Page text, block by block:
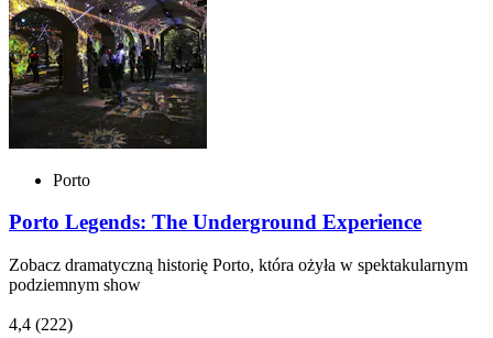
Porto
Porto Legends: The Underground Experience
Zobacz dramatyczną historię Porto, która ożyła w spektakularnym
podziemnym show
4,4 (222)